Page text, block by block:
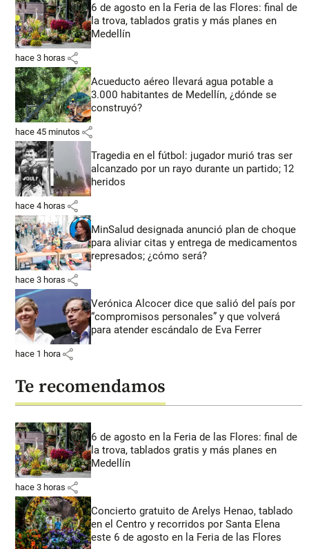
6 de agosto en la Feria de las Flores: final de
la trova, tablados gratis y más planes en
Medellín
hace 3 horas share
Acueducto aéreo llevará agua potable a
3.000 habitantes de Medellín, ¿dónde se
construyó?
hace 45 minutos share
Tragedia en el fútbol: jugador murió tras ser
alcanzado por un rayo durante un partido; 12
heridos
hace 4 horas share
MinSalud designada anunció plan de choque
para aliviar citas y entrega de medicamentos
represados; ¿cómo será?
hace 3 horas share
Verónica Alcocer dice que salió del país por
“compromisos personales” y que volverá
para atender escándalo de Eva Ferrer
hace 1 hora share
Te recomendamos
6 de agosto en la Feria de las Flores: final de
la trova, tablados gratis y más planes en
Medellín
hace 3 horas share
Concierto gratuito de Arelys Henao, tablado
en el Centro y recorridos por Santa Elena
este 6 de agosto en la Feria de las Flores